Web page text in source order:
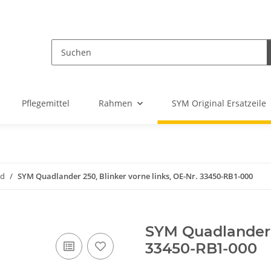
Pflegemittel Rahmen SYM Original Ersatzeile
SYM Quadlander 250, Blinker vorne links, OE-Nr. 33450-RB1-000
SYM
33450-RB1-000